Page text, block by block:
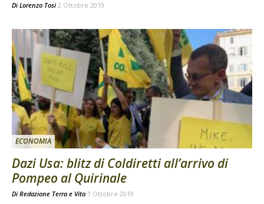
Di Lorenzo Tosi 2 Ottobre 2019
ECONOMIA
Dazi Usa: blitz di Coldiretti all’arrivo di
Pompeo al Quirinale
Di Redazione Terra e Vita 1 Ottobre 2019